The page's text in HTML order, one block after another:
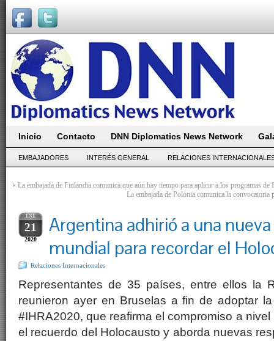
Inicio Contacto DNN Diplomatics News Network
EMBAJADORES INTERÉS GENERAL RELACIONES
« La embajada de Finlandia comunica que aún hay tiempo para aplicar a los programas de
La embajada de Polonia comunica la
ENE
21
2020
Argentina adhirió a una
mundial para recordar el
Relaciones Internacionales
Representantes de 35 países, entre ellos la
reunieron ayer en Bruselas a fin de adoptar
#IHRA2020, que reafirma el compromiso a
el recuerdo del Holocausto y aborda nuevas